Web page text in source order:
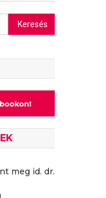
Keresés:
meg id. dr.